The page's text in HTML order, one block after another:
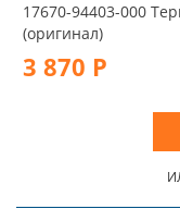
17670-94403-000
(оригинал)
3 870 Р